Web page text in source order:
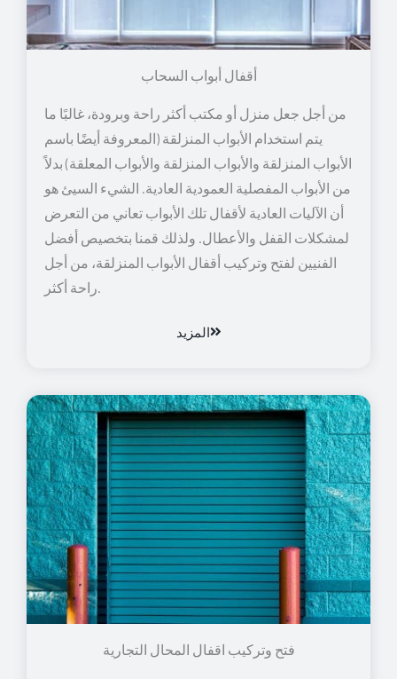
أقفال أبواب السحاب
من أجل جعل منزل أو مكتب أكثر راحة وبرودة، غالبًا ما
يتم استخدام الأبواب المنزلقة (المعروفة أيضًا باسم
الأبواب المنزلقة والأبواب المنزلقة والأبواب المعلقة) بدلاً
من الأبواب المفصلية العمودية العادية. الشيء السيئ هو
أن الآليات العادية لأقفال تلك الأبواب تعاني من التعرض
لمشكلات القفل والأعطال. ولذلك قمنا بتخصيص أفضل
الفنيين لفتح وتركيب أقفال الأبواب المنزلقة، من أجل
راحة أكثر.
المزيد
فتح وتركيب اقفال المحال التجارية